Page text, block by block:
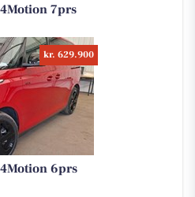
7prs
kr. 629.900
6prs